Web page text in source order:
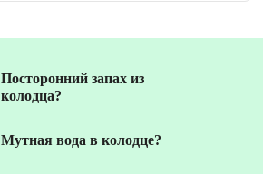
Посторонний запах из
колодца?
Мутная вода в колодце?